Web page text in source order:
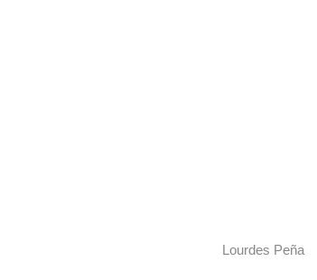
Lourdes Peña